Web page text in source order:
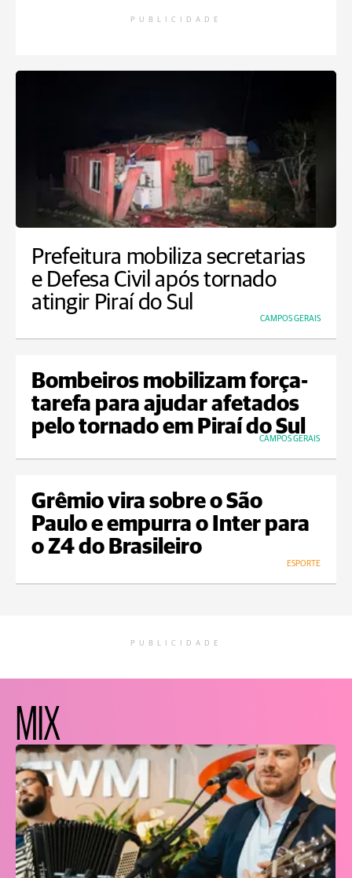
PUBLICIDADE
Prefeitura mobiliza secretarias
e Defesa Civil após tornado
atingir Piraí do Sul
CAMPOS GERAIS
Bombeiros mobilizam força-
tarefa para ajudar afetados
pelo tornado em Piraí do Sul
CAMPOS GERAIS
Grêmio vira sobre o São
Paulo e empurra o Inter para
o Z4 do Brasileiro
ESPORTE
PUBLICIDADE
MIX